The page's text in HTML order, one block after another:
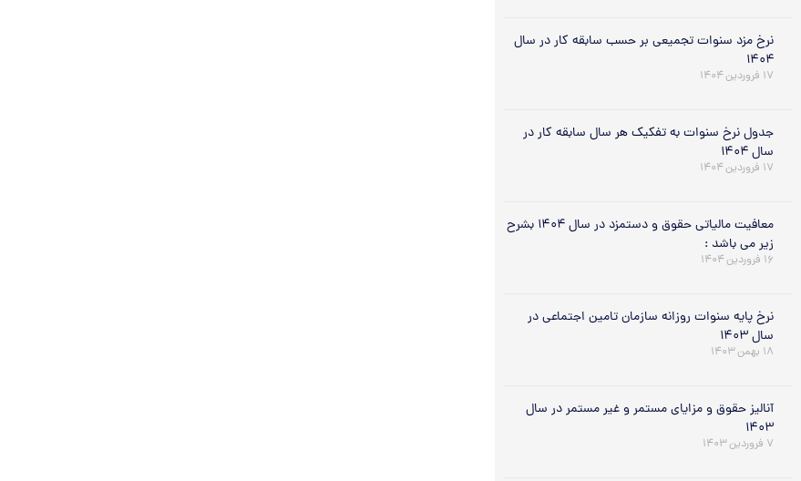
نرخ مزد سنوات تجمیعی بر حسب سابقه کار در سال
۱۴۰۴
۱۷ فروردین ۱۴۰۴
جدول نرخ سنوات به تفکیک هر سال سابقه کار در
سال ۱۴۰۴
۱۷ فروردین ۱۴۰۴
معافیت مالیاتی حقوق و دستمزد در سال ۱۴۰۴ بشرح
زیر می باشد :
۱۶ فروردین ۱۴۰۴
نرخ پایه سنوات روزانه سازمان تامین اجتماعی در
سال ۱۴۰۳
۱۸ بهمن ۱۴۰۳
آنالیز حقوق و مزایای مستمر و غیر مستمر در سال
۱۴۰۳
۷ فروردین ۱۴۰۳